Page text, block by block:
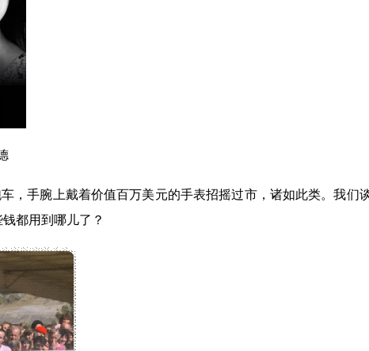
，手腕上戴着价值百万美元的手表招摇过市，诸如此类。我们
都用到哪儿了？